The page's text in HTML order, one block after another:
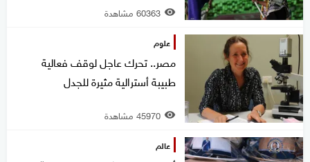
60363 مشاهدة
علوم
مصر.. تحرك عاجل لوقف فعالية
طبيبة أسترالية مثيرة للجدل
45970 مشاهدة
عالم